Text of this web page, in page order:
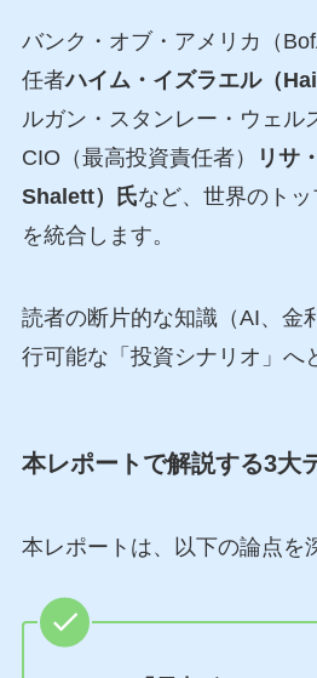
バンク・オブ・アメリカ（
任者ハイム・イズラエル（
ルガン・スタンレー・ウェル
CIO（最高投資責任者）
リサ
Shalett）氏など、世界のト
を統合します。
読者の断片的な知識（AI、金
行可能な「投資シナリオ」へ
本レポートで解説する3大
本レポートは、以下の論点を